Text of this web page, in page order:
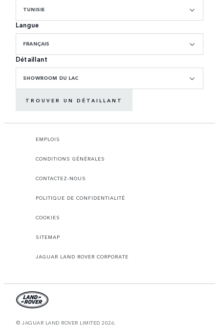
TUNISIE
Langue
FRANÇAIS
Détaillant
SHOWROOM DU LAC
TROUVER UN DÉTAILLANT
EMPLOIS
CONDITIONS GÉNÉRALES
CONTACTEZ-NOUS
POLITIQUE DE CONFIDENTIALITÉ
COOKIES
SITEMAP
JAGUAR LAND ROVER CORPORATE
© JAGUAR LAND ROVER LIMITED 2026.